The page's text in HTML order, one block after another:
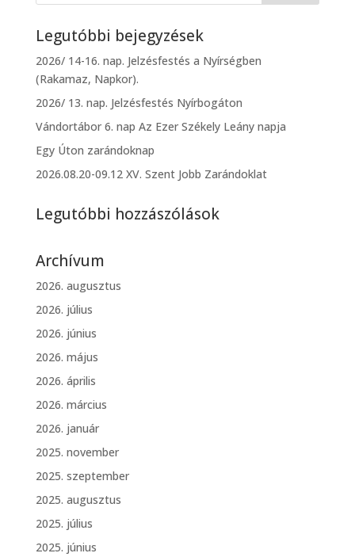
Legutóbbi bejegyzések
2026/ 14-16. nap. Jelzésfestés a Nyírségben
(Rakamaz, Napkor).
2026/ 13. nap. Jelzésfestés Nyírbogáton
Vándortábor 6. nap Az Ezer Székely Leány napja
Egy Úton zarándoknap
2026.08.20-09.12 XV. Szent Jobb Zarándoklat
Legutóbbi hozzászólások
Archívum
2026. augusztus
2026. július
2026. június
2026. május
2026. április
2026. március
2026. január
2025. november
2025. szeptember
2025. augusztus
2025. július
2025. június